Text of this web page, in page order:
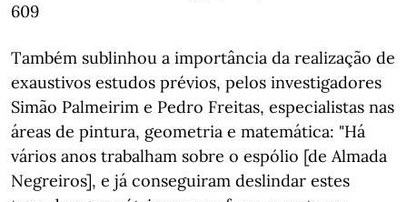
609
Também sublinhou a importância da realização de
exaustivos estudos prévios, pelos investigadores
Simão Palmeirim e Pedro Freitas, especialistas nas
áreas de pintura, geometria e matemática: "Há
vários anos trabalham sobre o espólio [de Almada
Negreiros], e já conseguiram deslindar estes